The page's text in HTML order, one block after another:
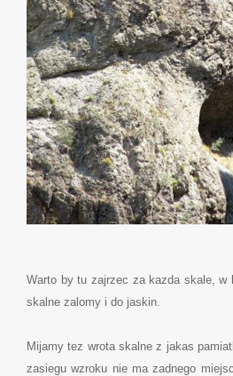
Warto by tu zajrzec za kazda skale, w
skalne zalomy i do jaskin.
Mijamy tez wrota skalne z jakas
zasiegu wzroku nie ma zadnego